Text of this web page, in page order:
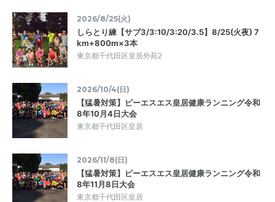
2026/8/25(火)
しらとり練【サブ3/3:10/3:20/3.5】8/25(火夜) 7
km+800m×3本
東京都千代田区皇居外苑2
2026/10/4(日)
【猛暑対策】ピーエスエス皇居健康ランニング令和
8年10月4日大会
東京都千代田区皇居
2026/11/8(日)
【猛暑対策】ピーエスエス皇居健康ランニング令和
8年11月8日大会
東京都千代田区皇居